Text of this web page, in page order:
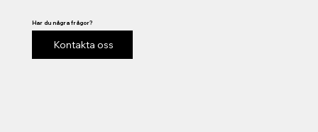
Har du några frågor?
Kontakta oss